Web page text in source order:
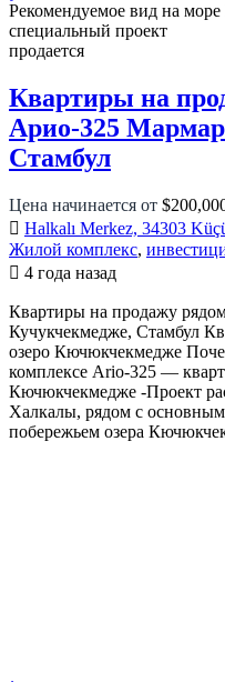
Рекомендуемое вид на море
специальный проект
продается
Квартиры на
Арио-325
Стамбул
Цена начинается от
Halkalı Merkez, 34303
Жилой комплекс,
4 года назад
Квартиры на продажу
Кучукчекмедже, Стамбул
озеро Кючюкчекмедже
комплексе Ario-325 —
Кючюкчекмедже -Проект
Халкалы, рядом с
побережьем озера